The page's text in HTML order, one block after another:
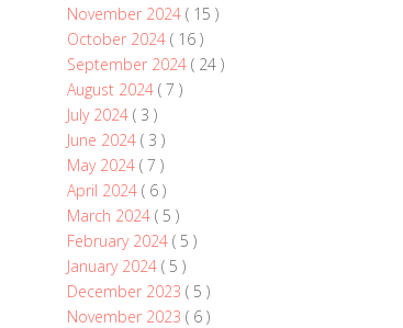
November 2024 ( 15 )
October 2024 ( 16 )
September 2024 ( 24 )
August 2024 ( 7 )
July 2024 ( 3 )
June 2024 ( 3 )
May 2024 ( 7 )
April 2024 ( 6 )
March 2024 ( 5 )
February 2024 ( 5 )
January 2024 ( 5 )
December 2023 ( 5 )
November 2023 ( 6 )